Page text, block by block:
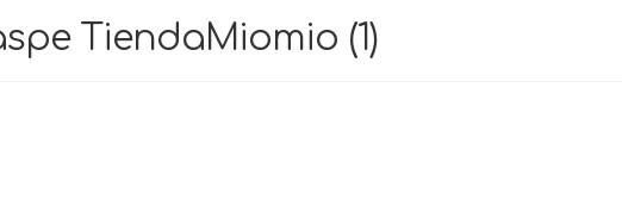
TiendaMiomio (1)